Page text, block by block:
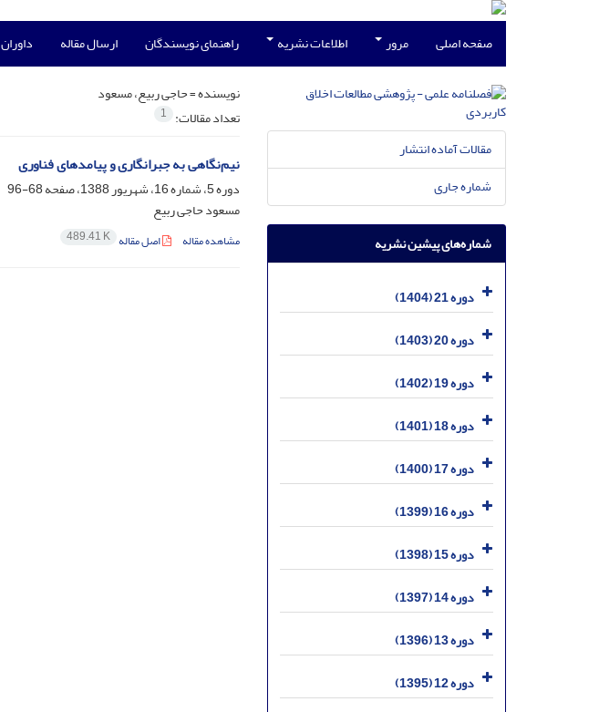
صفحه اصلی مرور اطلاعات نشریه راهنمای نویسندگان ارسال مقاله داوران
نویسنده =حاجی ربیع، مسعود
تعداد مقالات: 1
نیم‌نگاهی به جبرانگاری و پیامدهای فناوری
دوره 5، شماره 16، شهریور 1388، صفحه
68-96
مسعود حاجی ربیع
مشاهده مقاله اصل مقاله 489.41 K
مقالات آماده انتشار
شماره جاری
شماره‌های پیشین نشریه
دوره 21 (1404)
دوره 20 (1403)
دوره 19 (1402)
دوره 18 (1401)
دوره 17 (1400)
دوره 16 (1399)
دوره 15 (1398)
دوره 14 (1397)
دوره 13 (1396)
دوره 12 (1395)